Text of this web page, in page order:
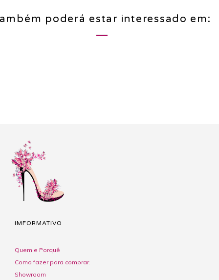
poderá estar interessado em:
IMFORMATIVO
Quem e Porquê
Como fazer para comprar.
Showroom